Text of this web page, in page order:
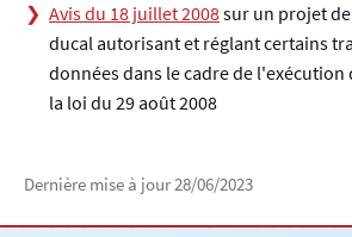
Avis du 18 juillet 2008sur un projet
ducal autorisant et réglant certains
données dans le cadre de
la loi du 29 août 2008
Dernière mise à jour28/06/2023